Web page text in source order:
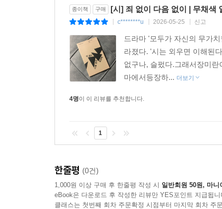
종이책 구매 [시] 죄 없이 다음 없이 | 무채색
c********u 2026-05-25 신고
드라마 '모두가 자신의 무가
라졌다. '시는 외우면 이해된
없구나, 슬펐다.그래서장미
마에서등장하... 더보기
4명이 이 리뷰를 추천합니다.
1
한줄평 (0건)
1,000원 이상 구매 후 한줄평 작성 시 일반회원 50원, 마니
eBook은 다운로드 후 작성한 리뷰만 YES포인트 지급됩니
클래스는 첫번째 회차 주문확정 시점부터 마지막 회차 주